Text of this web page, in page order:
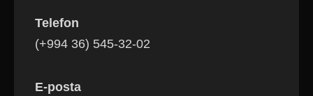
Telefon
(+994 36) 545-32-02
E-posta